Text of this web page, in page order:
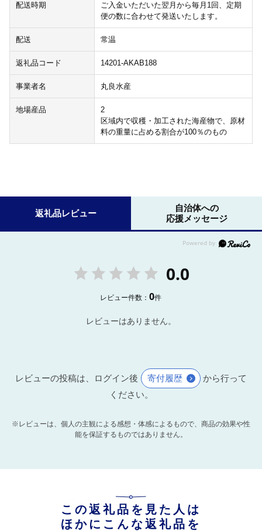
配送時期
ご入金いただいた翌月から毎月1回、定期
便の数に合わせて発送いたします。
配送 常温
返礼品コード 14201-AKAB188
事業者名 丸良水産
地場産品
2
区域内で収穫・加工された海産物で、原材
料の重量に占める割合が100％のもの
返礼品レビュー
自治体への
応援メッセージ
0.0
レビュー件数：0件
レビューはありません。
レビューの投稿は、ログイン後 寄付履歴
から行って
ください。
※レビューは、個人の主観による感想・体感によるもので、商品の効果や性
能を保証するものではありません。
この返礼品を見た人は
ほかにこんな返礼品を